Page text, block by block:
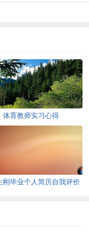
体育教师实习心得
刚毕业个人简历自我评价